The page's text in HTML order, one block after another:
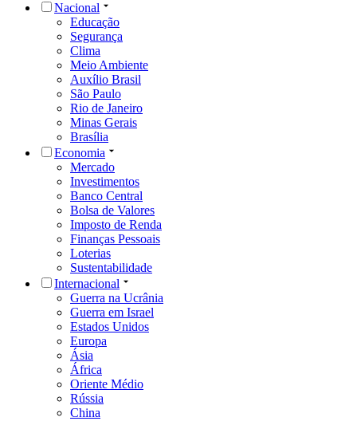
Nacional
Educação
Segurança
Clima
Meio Ambiente
Auxílio Brasil
São Paulo
Rio de Janeiro
Minas Gerais
Brasília
Economia
Mercado
Investimentos
Banco Central
Bolsa de Valores
Imposto de Renda
Finanças Pessoais
Loterias
Sustentabilidade
Internacional
Guerra na Ucrânia
Guerra em Israel
Estados Unidos
Europa
Ásia
África
Oriente Médio
Rússia
China